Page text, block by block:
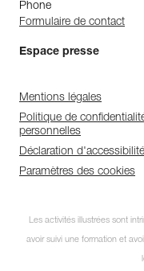
Phone
Formulaire de contact
Espace presse
Mentions légales
Politique de
personnelles
Déclaration d'accessibilité
Paramètres des cookies
Les activités illustrées sont
avoir suivi une formation et